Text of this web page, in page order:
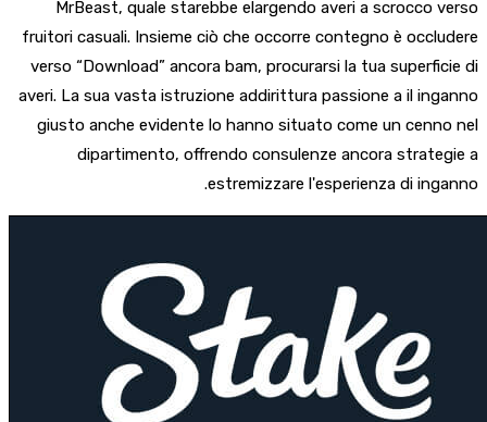
MrBeast, quale starebbe elargendo averi a scrocco verso
fruitori casuali. Insieme ciò che occorre contegno è occludere
verso “Download” ancora bam, procurarsi la tua superficie di
averi. La sua vasta istruzione addirittura passione a il inganno
giusto anche evidente lo hanno situato come un cenno nel
dipartimento, offrendo consulenze ancora strategie a
estremizzare l'esperienza di inganno.